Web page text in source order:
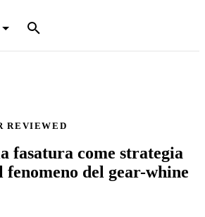
REVIEWED
fasatura come strategia
del gear-whine